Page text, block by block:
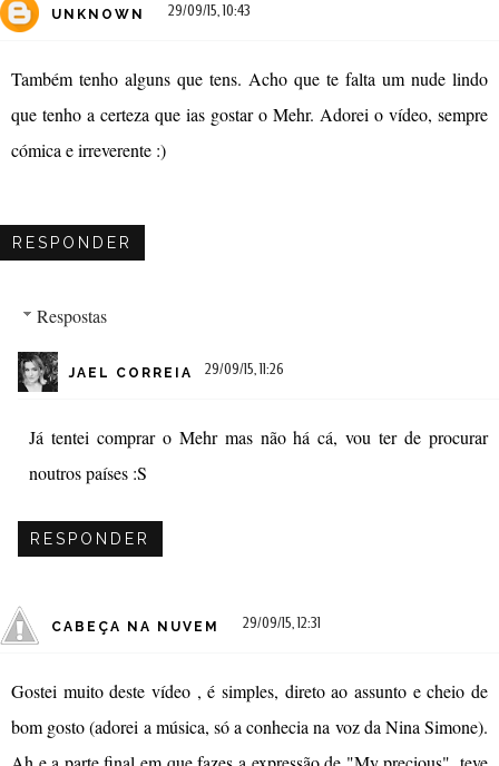
UNKNOWN 29/09/15, 10:43
Também tenho alguns que tens. Acho que te falta um nude lindo
que tenho a certeza que ias gostar o Mehr. Adorei o vídeo, sempre
cómica e irreverente :)
RESPONDER
Respostas
JAEL CORREIA 29/09/15, 11:26
Já tentei comprar o Mehr mas não há cá, vou ter de procurar
noutros países :S
RESPONDER
CABEÇA NA NUVEM 29/09/15, 12:31
Gostei muito deste vídeo , é simples, direto ao assunto e cheio de
bom gosto (adorei a música, só a conhecia na voz da Nina Simone).